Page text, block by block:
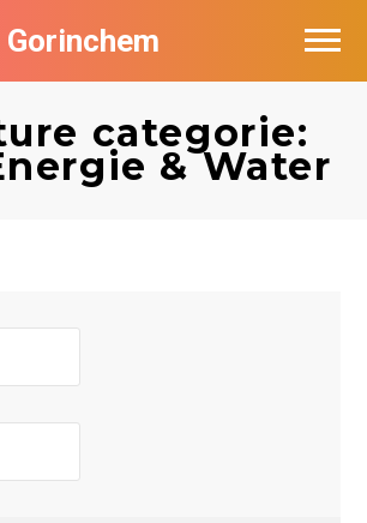
categorie:
& Water
in Gorinchem
in Gorinchem